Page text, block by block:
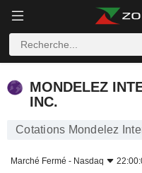
MONDELEZ
MONDELEZ
INC.
Cotations Mondelez
Marché Fermé - Nasdaq